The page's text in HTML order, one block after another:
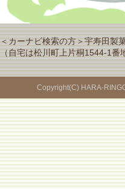
＜カーナビ検索の方＞宇寿田
（自宅は松川町上片桐1544-1番
Copyright(C) HARA-